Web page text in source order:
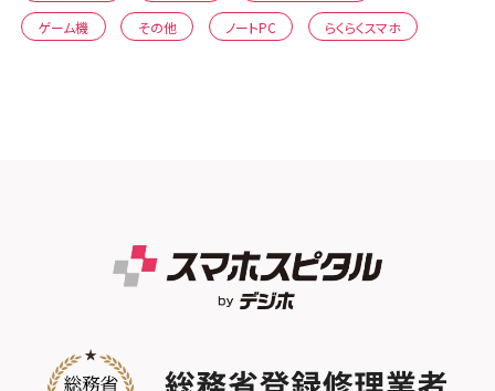
ゲーム機 その他 ノートPC らくらくスマホ